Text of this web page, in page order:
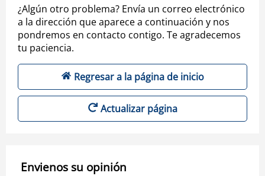
¿Algún otro problema? Envía un correo electrónico
a la dirección que aparece a continuación y nos
pondremos en contacto contigo. Te agradecemos
tu paciencia.
Regresar a la página de inicio
Actualizar página
Envienos su opinión